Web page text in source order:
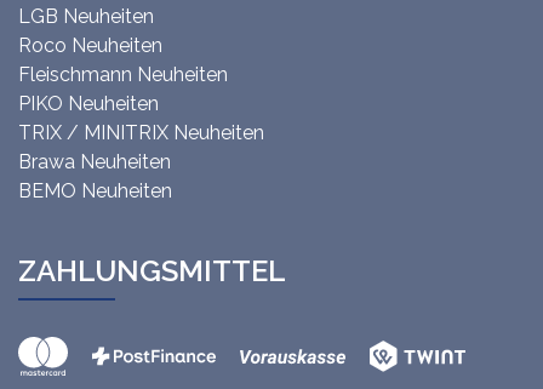
LGB Neuheiten
Roco Neuheiten
Fleischmann Neuheiten
PIKO Neuheiten
TRIX / MINITRIX Neuheiten
Brawa Neuheiten
BEMO Neuheiten
ZAHLUNGSMITTEL